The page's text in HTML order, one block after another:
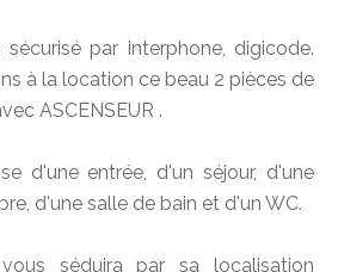
par interphone, digicode.
à la location ce beau 2 pièces de
ASCENSEUR .
d'une entrée, d'un séjour, d'une
d'une salle de bain et d'un WC.
séduira par sa localisation